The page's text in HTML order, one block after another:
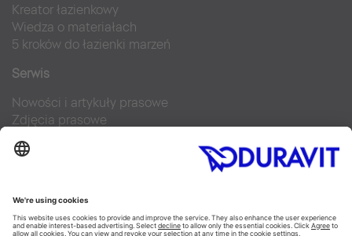
Kreator łazienkowy
Wiedza o materiałach
5 kroków do łazienki marzeń
Serwis
Nowości i artykuły prasowe
Zdjęcia prasowe
Firma Duravit
Kontakt